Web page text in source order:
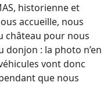
historienne et
accueille, nous
château pour nous
donjon : la photo n’en
vont donc
que nous